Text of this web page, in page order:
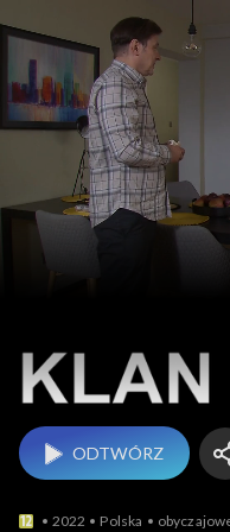
ODTWÓRZ
2022 Polska